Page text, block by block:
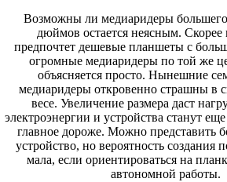
Возможны ли медиаридеры большего
дюймов остается неясным. Скорее
предпочтет дешевые планшеты с
огромные медиаридеры по той же
объясняется просто. Нынешние
медиаридеры откровенно страшны в
весе. Увеличение размера даст
электроэнергии и устройства станут
главное дороже. Можно представить
устройство, но вероятность создания
мала, если ориентироваться на
автономной работы.